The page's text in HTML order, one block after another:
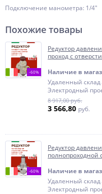
Подключение манометра: 1/4"
Похожие товары
-60%
Редуктор
проход с
Наличие в
Удаленный склад
Электродный
8 917,00 руб.
3 566,80 руб.
-60%
Редуктор
полнопроходной
Наличие в
Удаленный склад
Электродный